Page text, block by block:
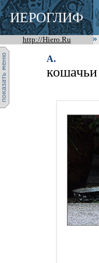
ИЕРОГЛИФ
http://Hiero.Ru
A.
кошачьи